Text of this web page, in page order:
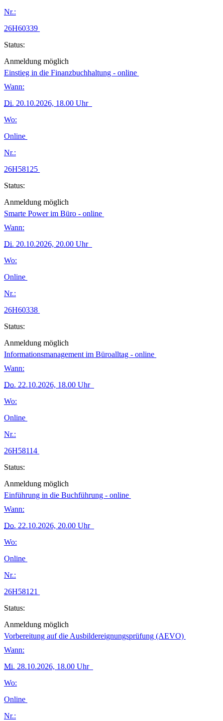
Nr.:
26H60339
Status:
Anmeldung möglich
Einstieg in die Finanzbuchhaltung - online
Wann:
Di. 20.10.2026, 18.00 Uhr
Wo:
Online
Nr.:
26H58125
Status:
Anmeldung möglich
Smarte Power im Büro - online
Wann:
Di. 20.10.2026, 20.00 Uhr
Wo:
Online
Nr.:
26H60338
Status:
Anmeldung möglich
Informationsmanagement im Büroalltag - online
Wann:
Do. 22.10.2026, 18.00 Uhr
Wo:
Online
Nr.:
26H58114
Status:
Anmeldung möglich
Einführung in die Buchführung - online
Wann:
Do. 22.10.2026, 20.00 Uhr
Wo:
Online
Nr.:
26H58121
Status:
Anmeldung möglich
Vorbereitung auf die Ausbildereignungsprüfung (AEVO)
Wann:
Mi. 28.10.2026, 18.00 Uhr
Wo:
Online
Nr.: